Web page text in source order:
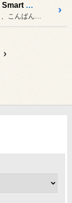
BREX ドライブレコーダー Smart Reco BCC510 & インタースター社 スロコン PPT 取付作業 ／ BMW F39 X2 xDrive 20i